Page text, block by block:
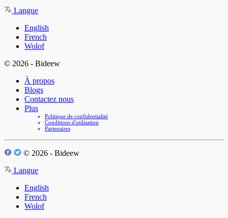
Langue
English
French
Wolof
© 2026 - Bideew
À propos
Blogs
Contactez nous
Plus
Politique de confidentialité
Conditions d'utilisation
Partenaires
© 2026 - Bideew
Langue
English
French
Wolof